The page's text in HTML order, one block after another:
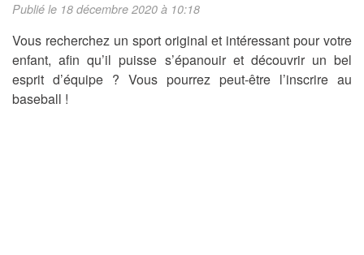
Publié le 18 décembre 2020 à 10:18
Vous recherchez un sport original et intéressant pour votre
enfant, afin qu’il puisse s’épanouir et découvrir un bel
esprit d’équipe ? Vous pourrez peut-être l’inscrire au
baseball !